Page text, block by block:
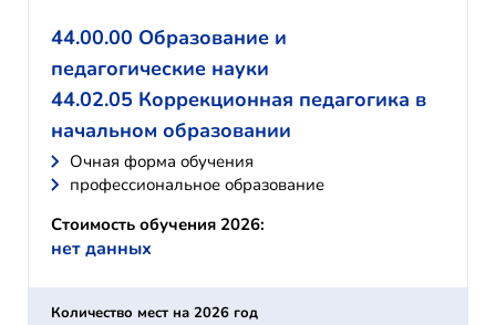
44.00.00 Образование и
педагогические науки
44.02.05 Коррекционная педагогика в
начальном образовании
Очная форма обучения
профессиональное образование
Стоимость обучения 2026:
нет данных
Количество мест на 2026 год